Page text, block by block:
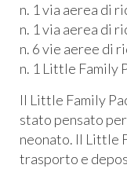
n. 1 via aerea di
n. 1 via aerea di
n. 6 vie aeree di
n. 1 Little Family
Il Little Family
stato pensato
neonato. Il Little
trasporto e